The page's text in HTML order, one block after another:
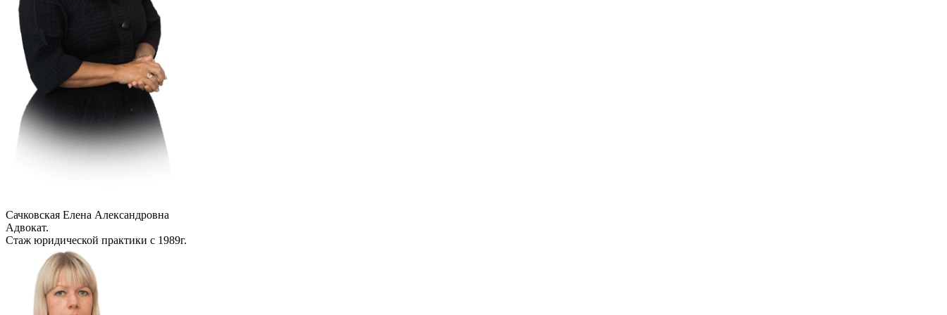
Сачковская Елена Александровна
Адвокат.
Стаж юридической практики с 1989г.